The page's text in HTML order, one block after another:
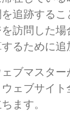
追跡する
訪問した
るために
ブマスタ
ェブサイ
ます。